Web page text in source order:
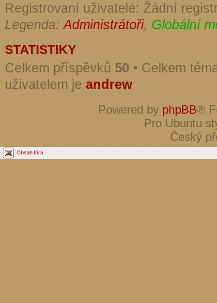
Registrovaní uživatelé: Žádní
Legenda:Administrátoři, Globální
STATISTIKY
Celkem příspěvků 50 • Celkem
uživatelem je andrew
Powered by phpBB®
Pro Ubuntu
Český
Obsah fóra